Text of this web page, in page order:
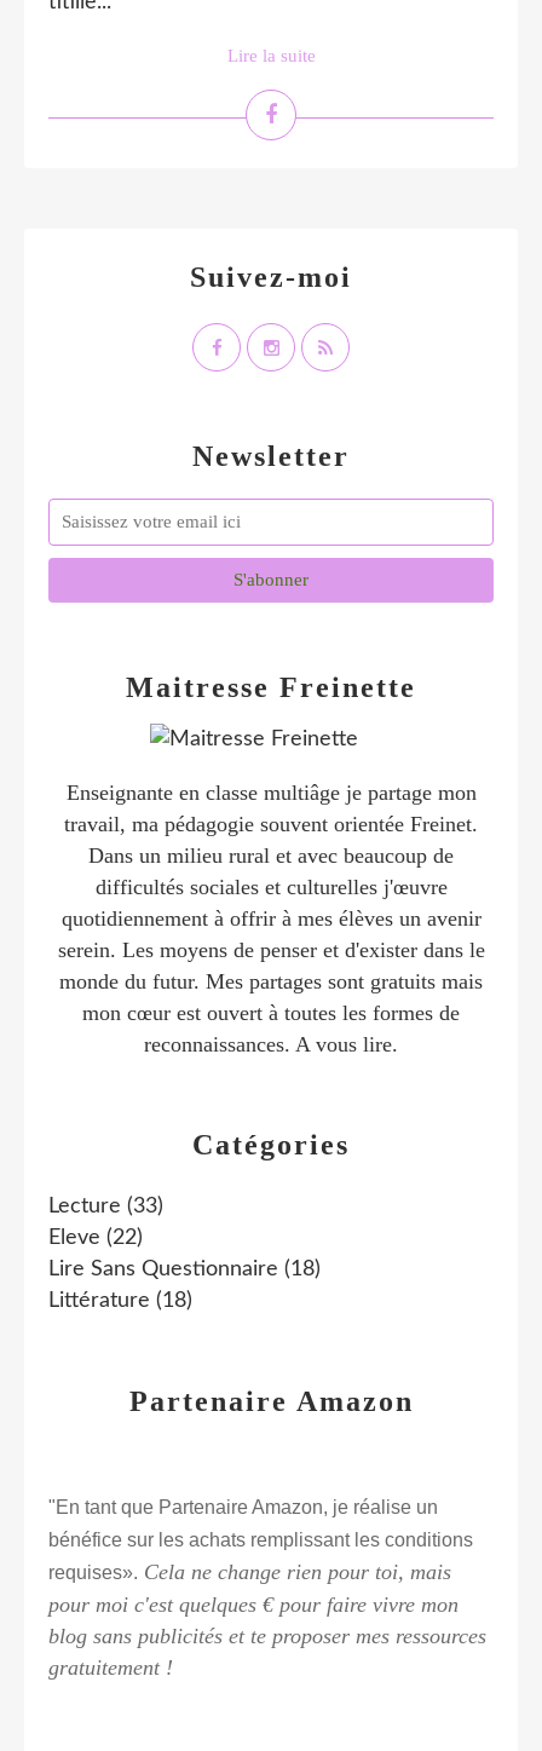
Lire la suite
Newsletter
Catégories
Lecture (33)
Eleve (22)
Lire Sans Questionnaire (18)
Littérature (18)
Maitresse Freinette
Enseignante en classe multiâge je partage mon
travail, ma pédagogie souvent orientée Freinet.
Dans un milieu rural et avec beaucoup de
difficultés sociales et culturelles j'œuvre
quotidiennement à offrir à mes élèves un avenir
serein. Les moyens de penser et d'exister dans le
monde du futur. Mes partages sont gratuits mais
mon cœur est ouvert à toutes les formes de
reconnaissances. A vous lire.
Suivez-moi
Partenaire Amazon
"En tant que Partenaire Amazon, je réalise un
bénéfice sur les achats remplissant les conditions
requises». Cela ne change rien pour toi, mais
pour moi c'est quelques € pour faire vivre mon
blog sans publicités et te proposer mes ressources
gratuitement !